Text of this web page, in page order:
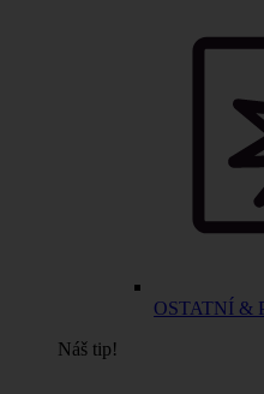
OSTATNÍ &
Náš tip!